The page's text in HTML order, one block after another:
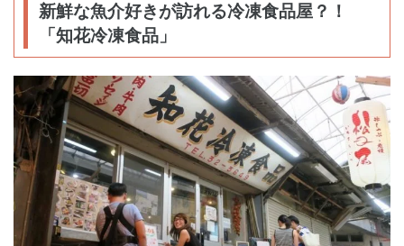
新鮮な魚介好きが訪れる冷凍食品屋？！
「知花冷凍食品」